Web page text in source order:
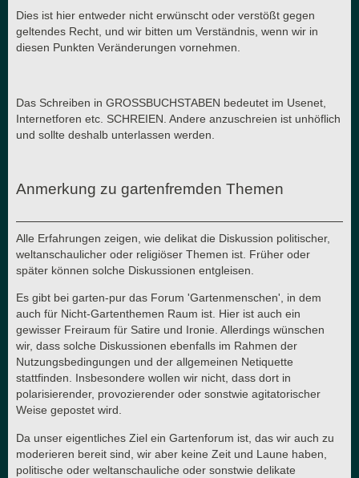
Dies ist hier entweder nicht erwünscht oder verstößt gegen
geltendes Recht, und wir bitten um Verständnis, wenn wir in
diesen Punkten Veränderungen vornehmen.
Das Schreiben in GROSSBUCHSTABEN bedeutet im Usenet,
Internetforen etc. SCHREIEN. Andere anzuschreien ist unhöflich
und sollte deshalb unterlassen werden.
Anmerkung zu gartenfremden Themen
Alle Erfahrungen zeigen, wie delikat die Diskussion politischer,
weltanschaulicher oder religiöser Themen ist. Früher oder
später können solche Diskussionen entgleisen.
Es gibt bei garten-pur das Forum 'Gartenmenschen', in dem
auch für Nicht-Gartenthemen Raum ist. Hier ist auch ein
gewisser Freiraum für Satire und Ironie. Allerdings wünschen
wir, dass solche Diskussionen ebenfalls im Rahmen der
Nutzungsbedingungen und der allgemeinen Netiquette
stattfinden. Insbesondere wollen wir nicht, dass dort in
polarisierender, provozierender oder sonstwie agitatorischer
Weise gepostet wird.
Da unser eigentliches Ziel ein Gartenforum ist, das wir auch zu
moderieren bereit sind, wir aber keine Zeit und Laune haben,
politische oder weltanschauliche oder sonstwie delikate